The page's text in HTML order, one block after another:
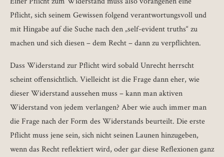
Pflicht, sich seinem Gewissen folgend verantwortungsvoll und
mit Hingabe auf die Suche nach den „self-evident truths“ zu
machen und sich diesen – dem Recht – dann zu verpflichten.
Dass Widerstand zur Pflicht wird sobald Unrecht herrscht
scheint offensichtlich. Vielleicht ist die Frage dann eher, wie
dieser Widerstand aussehen muss – kann man aktiven
Widerstand von jedem verlangen? Aber wie auch immer man
die Frage nach der Form des Widerstands beurteilt. Die erste
Pflicht muss jene sein, sich nicht seinen Launen hinzugeben,
wenn das Recht reflektiert wird, oder gar diese Reflexionen ganz